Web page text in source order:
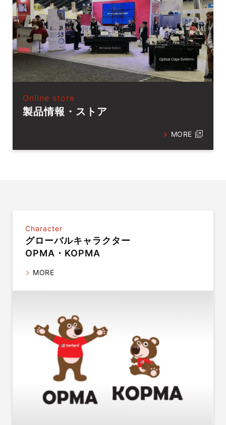
Online store
製品情報・ストア
MORE
Character
グローバルキャラクター
OPMA・KOPMA
MORE